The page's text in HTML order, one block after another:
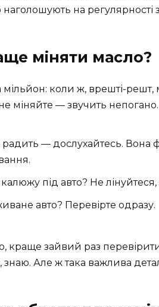
на регулярності
міняти масло?
коли ж, врешті-решт,
міняйте — звучить непогано.
— дослухайтесь. Вона
під авто? Не лінуйтеся,
авто? Перевірте одразу.
краще зайвий раз
знаю. Але ж така важлива